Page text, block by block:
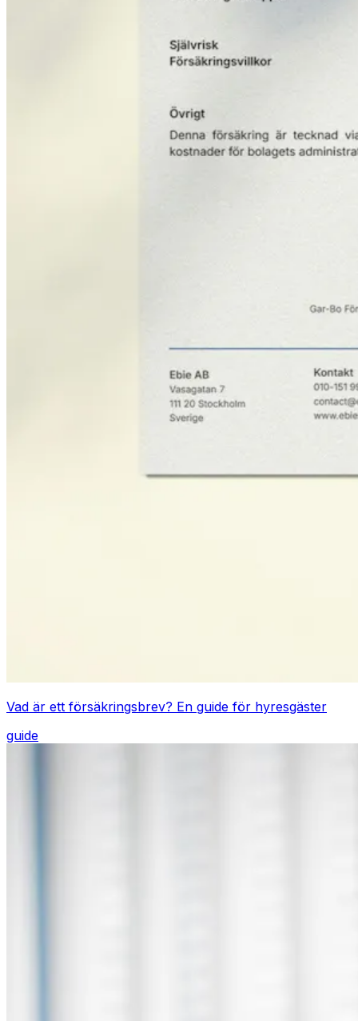
Vad är ett försäkringsbrev? En guide för hyresgäster
guide